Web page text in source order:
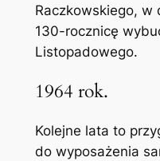
Raczkowskiego, w
130-rocznicę
Listopadowego.
1964 rok.
Kolejne lata to
do wyposażenia